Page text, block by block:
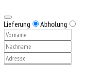
Lieferung Abholung